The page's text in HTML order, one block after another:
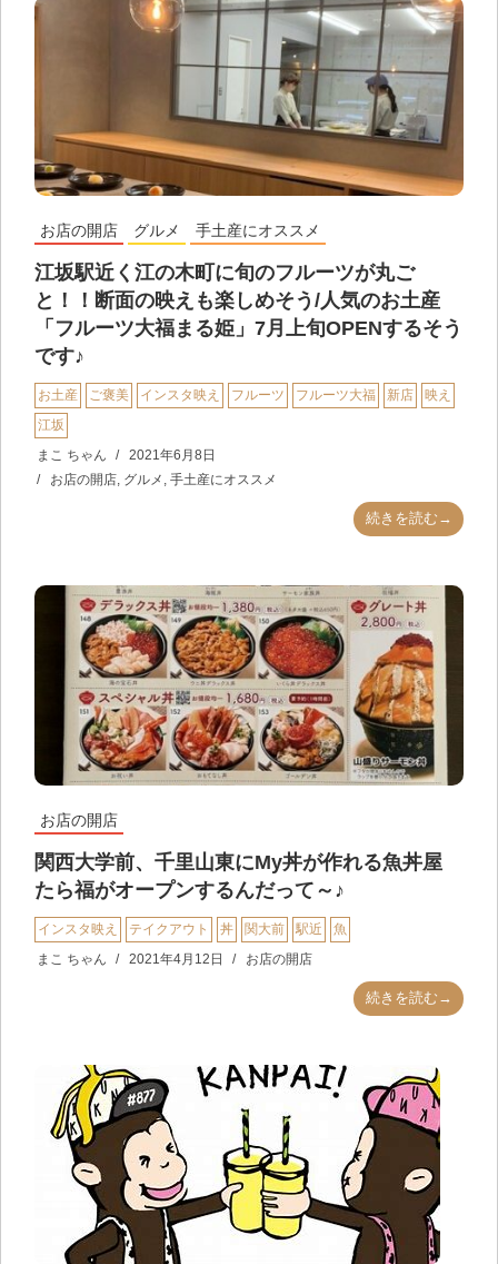
お店の開店 グルメ 手土産にオススメ
江坂駅近く江の木町に旬のフルーツが丸ご
と！！断面の映えも楽しめそう/人気のお土産
「フルーツ大福まる姫」7月上旬OPENするそう
です♪
お土産 ご褒美 インスタ映え フルーツ フルーツ大福 新店
映え
江坂
まこ ちゃん
2021年6月8日
お店の開店 グルメ 手土産にオススメ
続きを読む→
お店の開店
関西大学前、千里山東にMy丼が作れる魚丼屋
たら福がオープンするんだって～♪
インスタ映え テイクアウト 丼 関大前 駅近
魚
まこ ちゃん
2021年4月12日 お店の開店
続きを読む→